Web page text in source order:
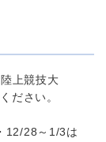
上競技大
ださい。
12/28～1/3は